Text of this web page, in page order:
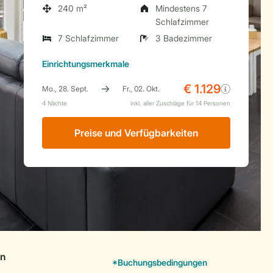
240 m²
Mindestens 7
Schlafzimmer
7 Schlafzimmer
3 Badezimmer
Einrichtungsmerkmale
Preise und Verfügbarkeiten